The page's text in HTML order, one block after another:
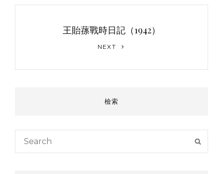
王貽蓀戰時日記（1942）
NEXT
檢索
Search